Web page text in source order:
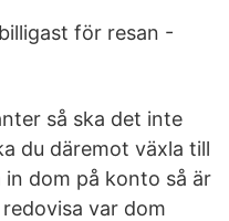
för resan -
så ska det inte
du däremot växla till
dom på konto så är
var dom